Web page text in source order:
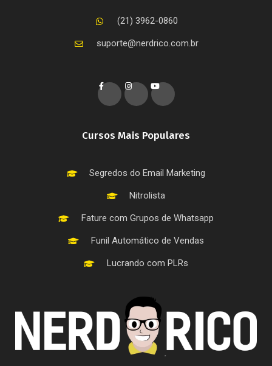
Cursos Mais Populares
Segredos do Email Marketing
Nitrolista
Fature com Grupos de Whatsapp
Funil Automático de Vendas
Lucrando com PLRs
(21) 3962-0860
suporte@nerdrico.com.br